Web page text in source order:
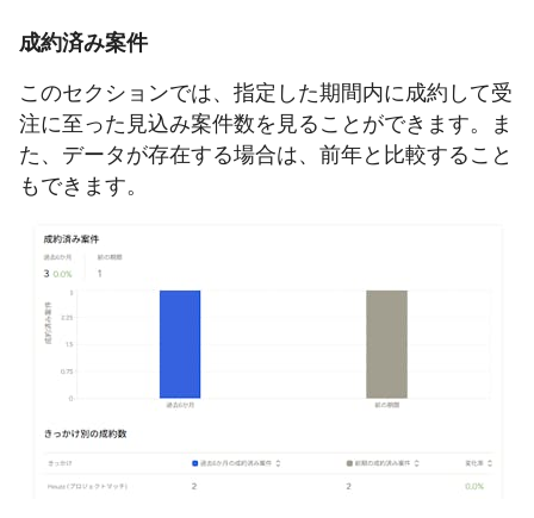
成約済み案件
このセクションでは、指定した期間内に成約して受
注に至った見込み案件数を見ることができます。ま
た、データが存在する場合は、前年と比較すること
もできます。